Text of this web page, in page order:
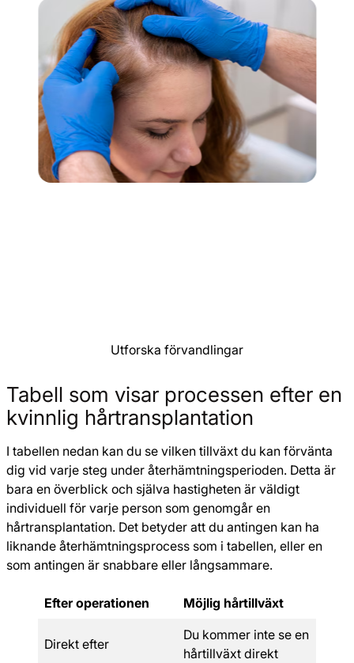
Utforska förvandlingar
Tabell som visar processen efter en
kvinnlig hårtransplantation
I tabellen nedan kan du se vilken tillväxt du kan förvänta
dig vid varje steg under återhämtningsperioden. Detta är
bara en överblick och själva hastigheten är väldigt
individuell för varje person som genomgår en
hårtransplantation. Det betyder att du antingen kan ha
liknande återhämtningsprocess som i tabellen, eller en
som antingen är snabbare eller långsammare.
Efter operationen Möjlig hårtillväxt
Direkt efter
Du kommer inte se en
hårtillväxt direkt